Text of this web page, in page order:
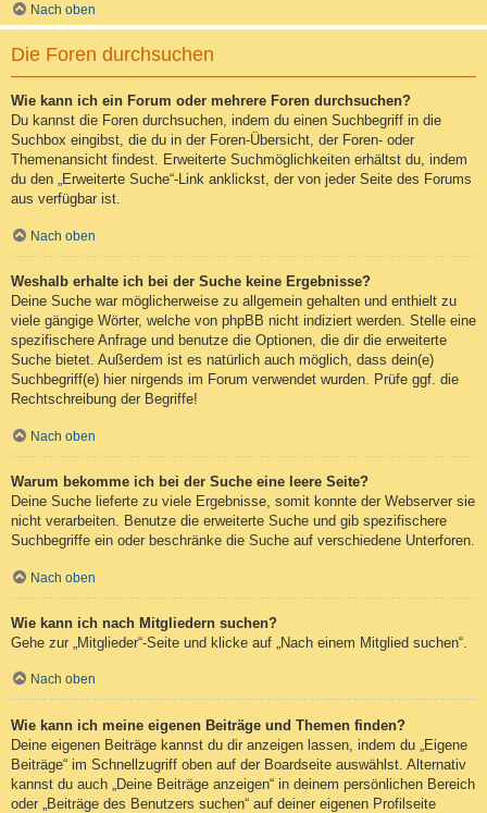
Nach oben
Die Foren durchsuchen
Wie kann ich ein Forum oder mehrere Foren durchsuchen?
Du kannst die Foren durchsuchen, indem du einen Suchbegriff in die
Suchbox eingibst, die du in der Foren-Übersicht, der Foren- oder
Themenansicht findest. Erweiterte Suchmöglichkeiten erhältst du, indem
du den „Erweiterte Suche“-Link anklickst, der von jeder Seite des Forums
aus verfügbar ist.
Nach oben
Weshalb erhalte ich bei der Suche keine Ergebnisse?
Deine Suche war möglicherweise zu allgemein gehalten und enthielt zu
viele gängige Wörter, welche von phpBB nicht indiziert werden. Stelle eine
spezifischere Anfrage und benutze die Optionen, die dir die erweiterte
Suche bietet. Außerdem ist es natürlich auch möglich, dass dein(e)
Suchbegriff(e) hier nirgends im Forum verwendet wurden. Prüfe ggf. die
Rechtschreibung der Begriffe!
Nach oben
Warum bekomme ich bei der Suche eine leere Seite?
Deine Suche lieferte zu viele Ergebnisse, somit konnte der Webserver sie
nicht verarbeiten. Benutze die erweiterte Suche und gib spezifischere
Suchbegriffe ein oder beschränke die Suche auf verschiedene Unterforen.
Nach oben
Wie kann ich nach Mitgliedern suchen?
Gehe zur „Mitglieder“-Seite und klicke auf „Nach einem Mitglied suchen“.
Nach oben
Wie kann ich meine eigenen Beiträge und Themen finden?
Deine eigenen Beiträge kannst du dir anzeigen lassen, indem du „Eigene
Beiträge“ im Schnellzugriff oben auf der Boardseite auswählst. Alternativ
kannst du auch „Deine Beiträge anzeigen“ in deinem persönlichen Bereich
oder „Beiträge des Benutzers suchen“ auf deiner eigenen Profilseite